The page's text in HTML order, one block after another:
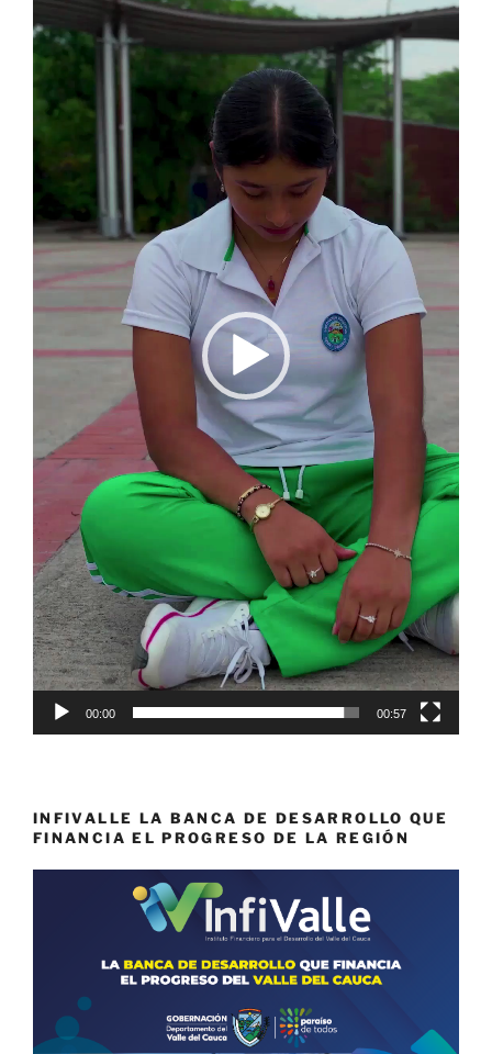
vídeo
00:00 00:57
INFIVALLE LA BANCA DE DESARROLLO QUE
FINANCIA EL PROGRESO DE LA REGIÓN